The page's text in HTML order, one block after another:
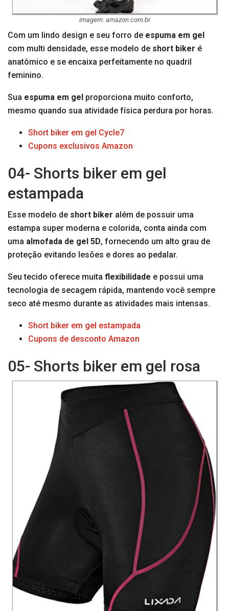
imagem: amazon.com.br
Com um lindo design e seu forro de espuma em gel
com multi densidade, esse modelo de short biker é
anatômico e se encaixa perfeitamente no quadril
feminino.
Sua espuma em gel proporciona muito conforto,
mesmo quando sua atividade física perdura por horas.
Short biker em gel Cycle7
Cupons exclusivos Amazon
04- Shorts biker em gel
estampada
Esse modelo de short biker além de possuir uma
estampa super moderna e colorida, conta ainda com
uma almofada de gel 5D, fornecendo um alto grau de
proteção evitando lesões e dores ao pedalar.
Seu tecido oferece muita flexibilidade e possui uma
tecnologia de secagem rápida, mantendo você sempre
seco até mesmo durante as atividades mais intensas.
Short biker em gel estampada
Cupons de desconto Amazon
05- Shorts biker em gel rosa